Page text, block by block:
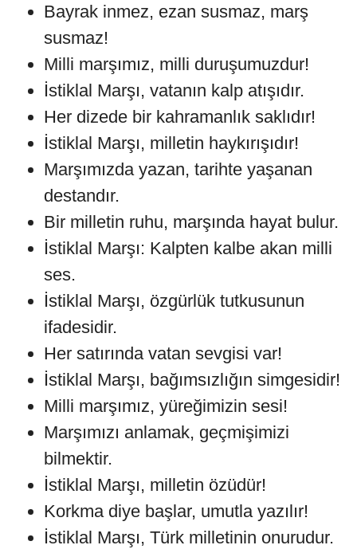
Bayrak inmez, ezan susmaz, marş
susmaz!
Milli marşımız, milli duruşumuzdur!
İstiklal Marşı, vatanın kalp atışıdır.
Her dizede bir kahramanlık saklıdır!
İstiklal Marşı, milletin haykırışıdır!
Marşımızda yazan, tarihte yaşanan
destandır.
Bir milletin ruhu, marşında hayat bulur.
İstiklal Marşı: Kalpten kalbe akan milli
ses.
İstiklal Marşı, özgürlük tutkusunun
ifadesidir.
Her satırında vatan sevgisi var!
İstiklal Marşı, bağımsızlığın simgesidir!
Milli marşımız, yüreğimizin sesi!
Marşımızı anlamak, geçmişimizi
bilmektir.
İstiklal Marşı, milletin özüdür!
Korkma diye başlar, umutla yazılır!
İstiklal Marşı, Türk milletinin onurudur.